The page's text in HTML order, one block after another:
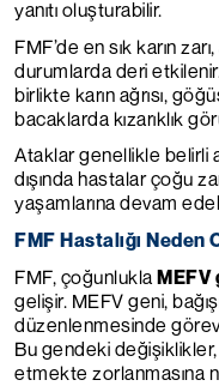
yanıtı oluşturabilir.
FMF’de en sık karın
durumlarda deri
birlikte karın ağrısı,
bacaklarda kızarıklık
Ataklar genellikle belirli
dışında hastalar çoğu
yaşamlarına devam
FMF Hastalığı Neden
FMF, çoğunlukla
gelişir. MEFV geni,
düzenlenmesinde
Bu gendeki değişiklikler,
etmekte zorlanmasına